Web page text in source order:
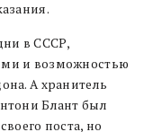
в СССР,
и возможностью
А хранитель
Блант был
поста, но